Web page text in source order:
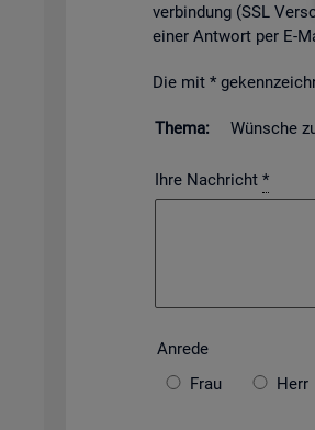
ver­bin­dung (SSL
einer Ant­wort per E-
Die mit *
Thema:Wün­sche zu
Ihre Nachricht *
An­re­de
Frau
Herr